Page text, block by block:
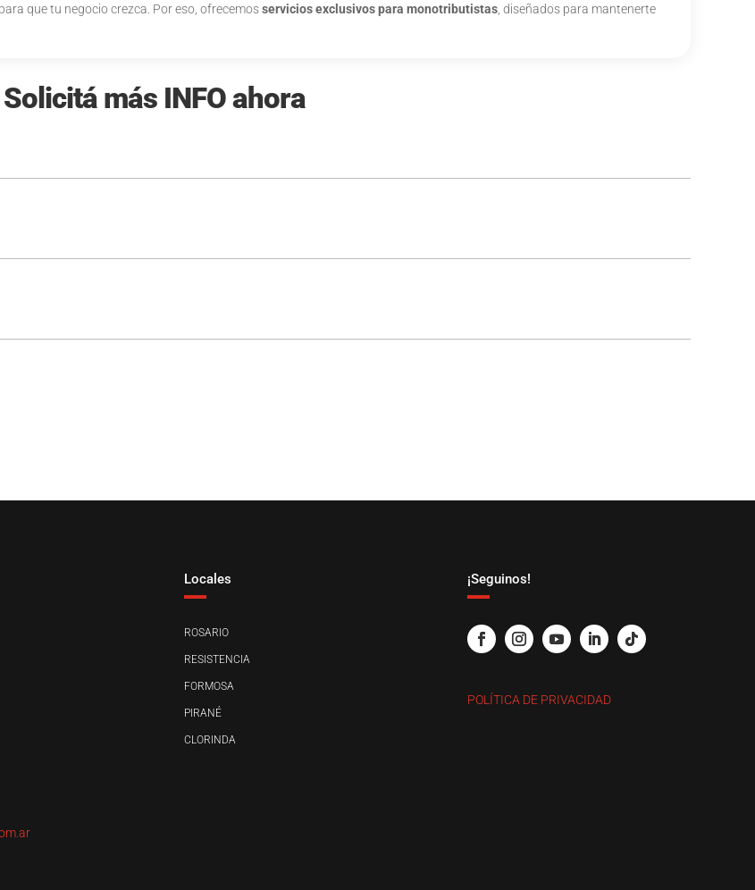
que tu negocio crezca. Por eso, ofrecemosservicios exclusivos para monotributistas , diseñados para mantenerte
Solicitá más INFO ahora
Locales
ROSARIO
RESISTENCIA
FORMOSA
PIRANÉ
CLORINDA
¡Seguinos!
POLÍTICA DE PRIVACIDAD